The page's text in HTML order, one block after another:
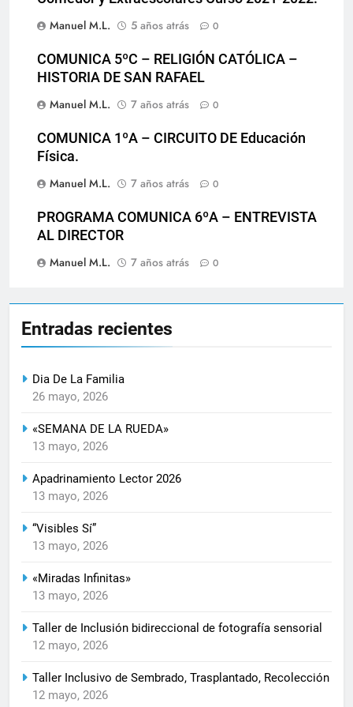
Manuel M.L.
5 años atrás 0
COMUNICA 5ºC – RELIGIÓN CATÓLICA –
HISTORIA DE SAN RAFAEL
Manuel M.L.
7 años atrás 0
COMUNICA 1ºA – CIRCUITO DE Educación
Física.
Manuel M.L.
7 años atrás 0
PROGRAMA COMUNICA 6ºA – ENTREVISTA
AL DIRECTOR
Manuel M.L.
7 años atrás 0
Entradas recientes
Dia De La Familia
26 mayo, 2026
«SEMANA DE LA RUEDA»
13 mayo, 2026
Apadrinamiento Lector 2026
13 mayo, 2026
“Visibles Sí”
13 mayo, 2026
«Miradas Infinitas»
13 mayo, 2026
Taller de Inclusión bidireccional de fotografía sensorial
12 mayo, 2026
Taller Inclusivo de Sembrado, Trasplantado, Recolección
12 mayo, 2026